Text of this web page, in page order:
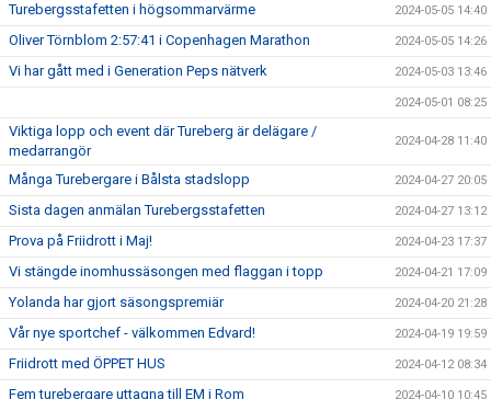
Turebergsstafetten i högsommarvärme 2024-05-05 14:40
Oliver Törnblom 2:57:41 i Copenhagen Marathon 2024-05-05 14:26
Vi har gått med i Generation Peps nätverk 2024-05-03 13:46
2024-05-01 08:25
Viktiga lopp och event där Tureberg är delägare /
medarrangör
2024-04-28 11:40
Många Turebergare i Bålsta stadslopp 2024-04-27 20:05
Sista dagen anmälan Turebergsstafetten 2024-04-27 13:12
Prova på Friidrott i Maj! 2024-04-23 17:37
Vi stängde inomhussäsongen med flaggan i topp 2024-04-21 17:09
Yolanda har gjort säsongspremiär 2024-04-20 21:28
Vår nye sportchef - välkommen Edvard! 2024-04-19 19:59
Friidrott med ÖPPET HUS 2024-04-12 08:34
Fem turebergare uttagna till EM i Rom 2024-04-10 10:45